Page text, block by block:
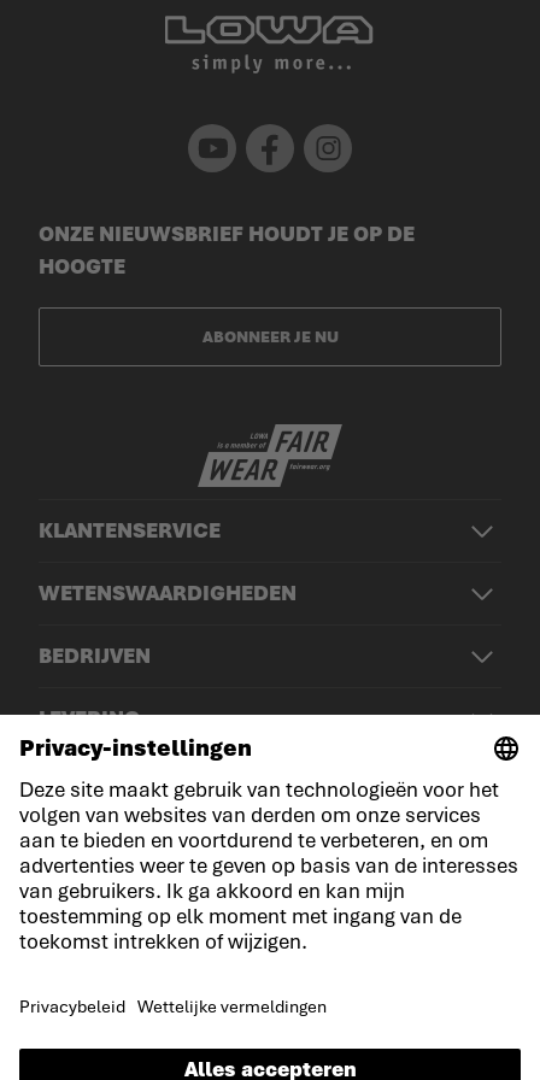
Youtube Facebook Instagram
KLANTENSERVICE
WETENSWAARDIGHEDEN
BEDRIJVEN
LEVERING
ONZE NIEUWSBRIEF HOUDT JE OP DE
HOOGTE
ABONNEER JE NU
© LOWA Sportschuhe GmbH
Aankondiging
Privacy